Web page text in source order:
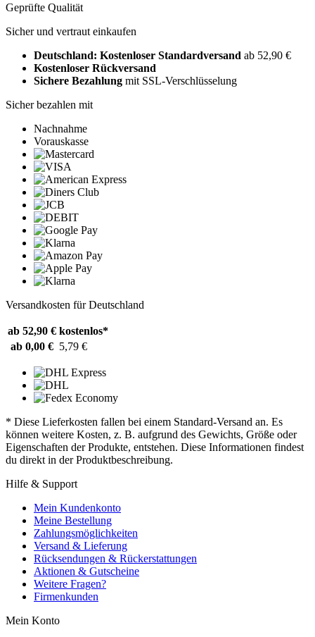
Geprüfte Qualität
Sicher und vertraut einkaufen
Deutschland: Kostenloser Standardversand ab 52,90 €
Kostenloser Rückversand
Sichere Bezahlung mit SSL-Verschlüsselung
Sicher bezahlen mit
Nachnahme
Vorauskasse
Versandkosten für Deutschland
ab 52,90 € kostenlos*
ab 0,00 € 5,79 €
* Diese Lieferkosten fallen bei einem Standard-Versand an. Es
können weitere Kosten, z. B. aufgrund des Gewichts, Größe oder
Eigenschaften der Produkte, entstehen. Diese Informationen findest
du direkt in der Produktbeschreibung.
Hilfe & Support
Mein Kundenkonto
Meine Bestellung
Zahlungsmöglichkeiten
Versand & Lieferung
Rücksendungen & Rückerstattungen
Aktionen & Gutscheine
Weitere Fragen?
Firmenkunden
Mein Konto